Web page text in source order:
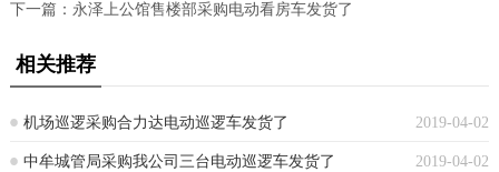
下一篇： 永泽上公馆售楼部采购电动看房车发货了
相关推荐
2019-04-02
机场巡逻采购合力达电动巡逻车发货了
2019-04-02
中牟城管局采购我公司三台电动巡逻车发货了